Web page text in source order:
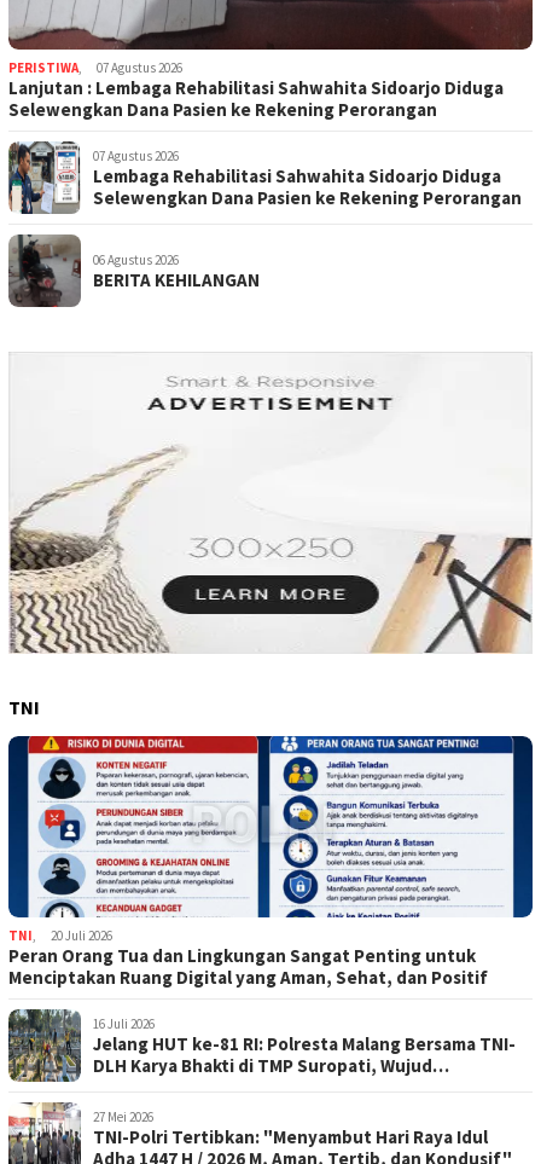
PERISTIWA, 07 Agustus 2026
Lanjutan : Lembaga Rehabilitasi Sahwahita Sidoarjo Diduga
Selewengkan Dana Pasien ke Rekening Perorangan
07 Agustus 2026
Lembaga Rehabilitasi Sahwahita Sidoarjo Diduga
Selewengkan Dana Pasien ke Rekening Perorangan
06 Agustus 2026
BERITA KEHILANGAN
TNI
TNI, 20 Juli 2026
Peran Orang Tua dan Lingkungan Sangat Penting untuk
Menciptakan Ruang Digital yang Aman, Sehat, dan Positif
16 Juli 2026
Jelang HUT ke-81 RI: Polresta Malang Bersama TNI-
DLH Karya Bhakti di TMP Suropati, Wujud
27 Mei 2026
TNI-Polri Tertibkan: "Menyambut Hari Raya Idul
Adha 1447 H / 2026 M, Aman, Tertib, dan Kondusif"